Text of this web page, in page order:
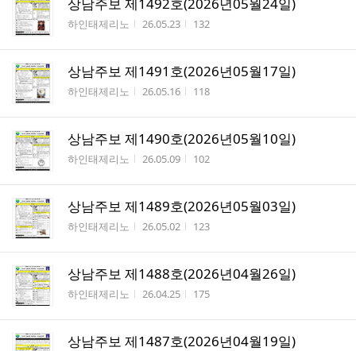
작성자
하인태제리노 작성시간
26.05.23 조회수
132
상남주보 제1491호(2026년05월17일)
작성자
하인태제리노 작성시간
26.05.16 조회수
118
상남주보 제1490호(2026년05월10일)
작성자
하인태제리노 작성시간
26.05.09 조회수
102
상남주보 제1489호(2026년05월03일)
작성자
하인태제리노 작성시간
26.05.02 조회수
123
상남주보 제1488호(2026년04월26일)
작성자
하인태제리노 작성시간
26.04.25 조회수
175
상남주보 제1487호(2026년04월19일)